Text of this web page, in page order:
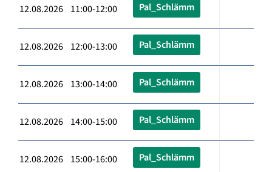
12.08.2026 11:00-12:00 Pal_Schlämm
12.08.2026 12:00-13:00 Pal_Schlämm
12.08.2026 13:00-14:00 Pal_Schlämm
12.08.2026 14:00-15:00 Pal_Schlämm
12.08.2026 15:00-16:00 Pal_Schlämm